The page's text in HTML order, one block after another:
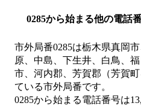
0285から始まる他の電話
市外局番0285は栃木県真岡
原、中島、下生井、白鳥、
市、河内郡、芳賀郡（芳賀町
ている市外局番です。
0285から始まる電話番号は